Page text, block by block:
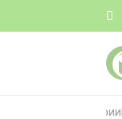
Все категории